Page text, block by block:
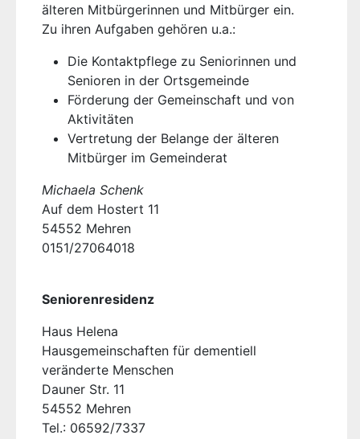
älteren Mitbürgerinnen und Mitbürger ein.
Zu ihren Aufgaben gehören u.a.:
Die Kontaktpflege zu Seniorinnen und
Senioren in der Ortsgemeinde
Förderung der Gemeinschaft und von
Aktivitäten
Vertretung der Belange der älteren
Mitbürger im Gemeinderat
Michaela Schenk
Auf dem Hostert 11
54552 Mehren
0151/27064018
Seniorenresidenz
Haus Helena
Hausgemeinschaften für dementiell
veränderte Menschen
Dauner Str. 11
54552 Mehren
Tel.: 06592/7337